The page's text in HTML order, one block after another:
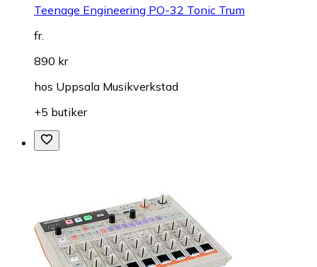
Teenage Engineering PO-32 Tonic Trum
fr.
890 kr
hos Uppsala Musikverkstad
+5 butiker